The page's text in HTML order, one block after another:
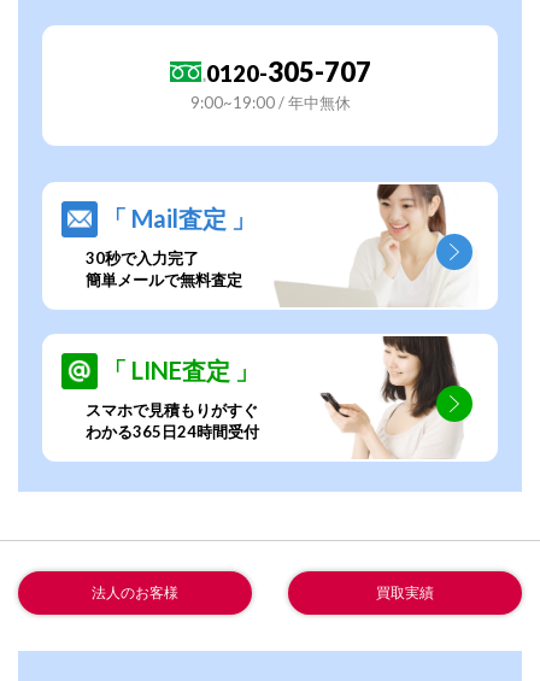
0120-305-707
9:00~19:00 / 年中無休
「 Mail査定 」
30秒で入力完了
簡単メールで無料査定
「 LINE査定 」
スマホで見積もりがすぐ
わかる365日24時間受付
法人のお客様 買取実績